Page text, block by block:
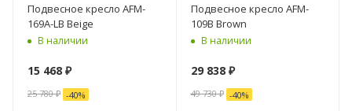
Подвесное кресло AFM-
169A-LB Beige
В наличии
15 468 ₽
25 780₽ -40%
Подвесное кресло AFM-
109B Brown
В наличии
29 838₽
49 730₽ -40%